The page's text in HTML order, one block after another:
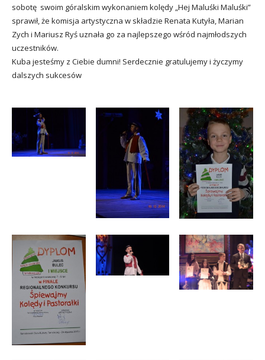
sobotę swoim góralskim wykonaniem kolędy „Hej Maluśki Maluśki”
sprawił, że komisja artystyczna w składzie Renata Kutyła, Marian
Zych i Mariusz Ryś uznała go za najlepszego wśród najmłodszych
uczestników.
Kuba jesteśmy z Ciebie dumni! Serdecznie gratulujemy i życzymy
dalszych sukcesów